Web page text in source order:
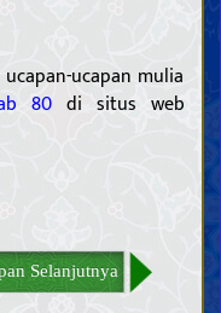
ucapan mulia
80di situs web
Selanjutnya
mereka
dan fitnah Akhir Zaman
pengikutnya